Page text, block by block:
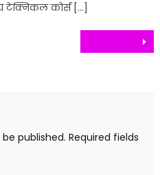
टेक्निकल कोर्स […]
published. Required fields